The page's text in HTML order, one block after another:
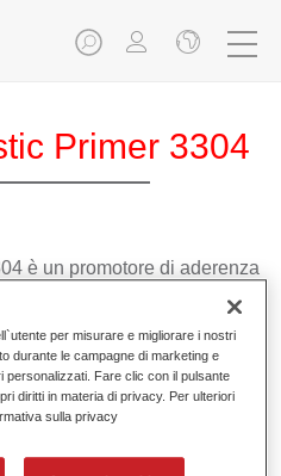
Primer 3304
è un promotore di aderenza
per misurare e migliorare i nostri
durante le campagne di marketing e
personalizzati. Fare clic con il pulsante
diritti in materia di privacy. Per ulteriori
sulla privacy